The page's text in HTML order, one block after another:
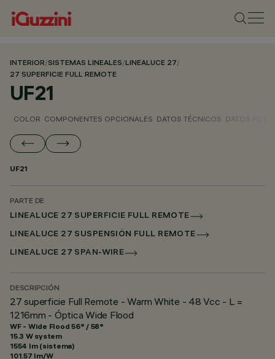
INTERIOR/SISTEMAS LINEALES/LINEALUCE 27/
27 SUPERFICIE FULL REMOTE
UF21
COLOR COMPONENTES OPCIONALES DATOS TÉCNICOS DATOS
UF21
PARTE DE
LINEALUCE 27 SUPERFICIE FULL REMOTE
LINEALUCE 27 SUSPENSIÓN FULL REMOTE
LINEALUCE 27 SPAN-WIRE
DESCRIPCIÓN
27 superficie Full Remote - Warm White - 48 Vcc - L =
1216mm - Óptica Wide Flood
WF - Wide Flood 56° / 58°
15.3 W system
1554 lm (sistema)
101.57 lm/W